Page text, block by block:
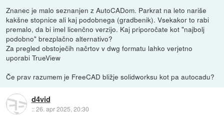
Znanec je malo seznanjen z AutoCADom. Parkrat na leto nariše
kakšne stopnice ali kaj podobnega (gradbenik). Vsekakor to rabi
premalo, da bi imel licenčno verzijo. Kaj priporočate kot "najbolj
podobno" brezplačno alternativo?
Za pregled obstoječih načrtov v dwg formatu lahko verjetno
uporabi TrueView
Če prav razumem je FreeCAD bližje solidworksu kot pa autocadu?
d4vid
::26. apr 2025, 20:30